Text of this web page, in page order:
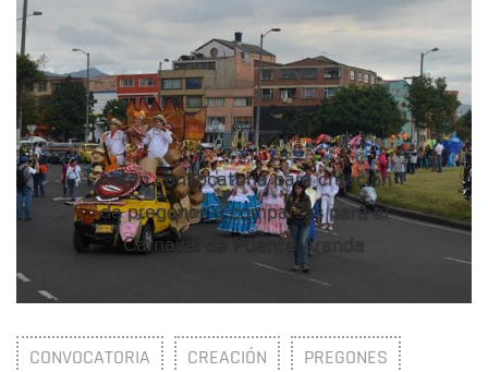
Abren convocatoria para creación
de pregones y comparsas para el
Carnaval de Puente Aranda
CONVOCATORIA CREACIÓN PREGONES